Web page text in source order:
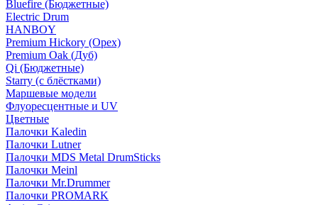
Bluefire (Бюджетные)
Electric Drum
HANBOY
Premium Hickory (Орех)
Premium Oak (Дуб)
Qi (Бюджетные)
Starry (с блёстками)
Маршевые модели
Флуоресцентные и UV
Цветные
Палочки Kaledin
Палочки Lutner
Палочки MDS Metal DrumSticks
Палочки Meinl
Палочки Mr.Drummer
Палочки PROMARK